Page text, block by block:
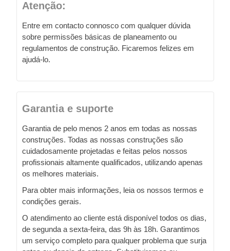
Atenção:
Entre em contacto connosco com qualquer dúvida
sobre permissões básicas de planeamento ou
regulamentos de construção. Ficaremos felizes em
ajudá-lo.
Garantia e suporte
Garantia de pelo menos 2 anos em todas as nossas
construções. Todas as nossas construções são
cuidadosamente projetadas e feitas pelos nossos
profissionais altamente qualificados, utilizando apenas
os melhores materiais.
Para obter mais informações, leia os nossos termos e
condições gerais.
O atendimento ao cliente está disponível todos os dias,
de segunda a sexta-feira, das 9h às 18h. Garantimos
um serviço completo para qualquer problema que surja